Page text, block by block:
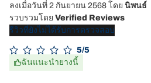
ลงเมื่อวันที่ 2 กันยายน 2568 โดย นิพนธ์
รวบรวมโดย Verified Reviews
รีวิวที่ยังไม่ได้รับการตรวจสอบ
5/5
ฉันแนะนำยางนี้